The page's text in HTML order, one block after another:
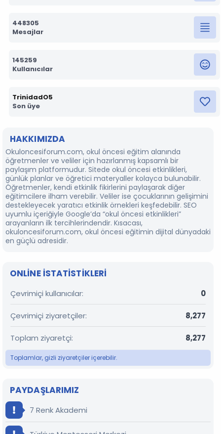
448305
Mesajlar
145259
Kullanıcılar
TrinidadO5
Son üye
HAKKIMIZDA
Okuloncesiforum.com, okul öncesi eğitim alanında
öğretmenler ve veliler için hazırlanmış kapsamlı bir
paylaşım platformudur. Sitede okul öncesi etkinlikleri,
günlük planlar ve öğretici materyaller kolayca bulunabilir.
Öğretmenler, kendi etkinlik fikirlerini paylaşarak diğer
eğitimcilere ilham verebilir. Veliler ise çocuklarının gelişimini
destekleyecek yaratıcı etkinlik örnekleri keşfedebilir. SEO
uyumlu içeriğiyle Google’da “okul öncesi etkinlikleri”
arayanların ilk tercihlerindendir. Kısacası,
okuloncesiforum.com, okul öncesi eğitimin dijital dünyadaki
en güçlü adresidir.
ONLINE ISTATISTIKLERI
Çevrimiçi kullanıcılar 0
Çevrimiçi ziyaretçiler 8,277
Toplam ziyaretçi 8,277
Toplamlar, gizli ziyaretçiler içerebilir.
PAYDAŞLARIMIZ
7 Renk Akademi